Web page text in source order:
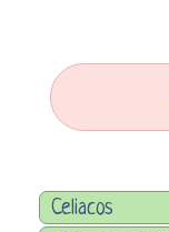
Celiacos